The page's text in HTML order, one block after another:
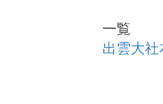
一覧
出雲大